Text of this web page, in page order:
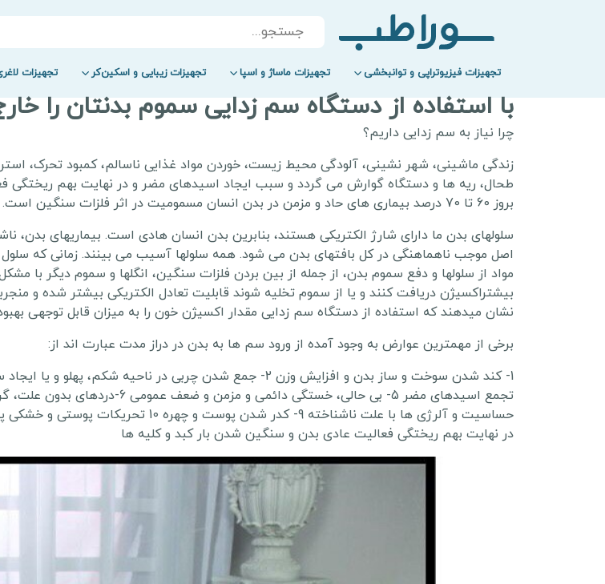
Products
search
تجهیزات فیزیوتراپی و توانبخشی تجهیزات ماساژ و اسپا تجهیزات زیبایی و اسکین‌کر تجهیزات
با استفاده از دستگاه سم زدایی سموم بدنتان را
چرا نیاز به سم زدایی داریم؟
زندگی ماشینی، شهر نشینی، آلودگی محیط زیست، خوردن مواد غذایی ناسالم، کمبود تحرک،
بروز 60 تا 70 درصد بیماری های حاد و مزمن در بدن انسان مسمومیت در اثر فلزات سنگین است.
سلولهای بدن ما دارای شارژ الکتریکی هستند، بنابرین بدن انسان هادی است. بیماریهای بدن،
اصل موجب ناهماهنگی در کل بافتهای بدن می شود. همه سلولها آسیب می بینند. زمانی که
مواد از سلولها و دفع سموم بدن، از جمله از بین بردن فلزات سنگین، انگلها و سموم دیگر با
بیشتراکسیژن دریافت کنند و یا از سموم تخلیه شوند قابلیت تعادل الکتریکی بیشتر شده و
نشان میدهند که استفاده از دستگاه سم زدایی مقدار اکسیژن خون را به میزان قابل توجهی
برخی از مهمترین عوارض به وجود آمده از ورود سم ها به بدن در دراز مدت عبارت اند از:
در نهایت بهم ریختگی فعالیت عادی بدن و سنگین شدن بار کبد و کلیه ها